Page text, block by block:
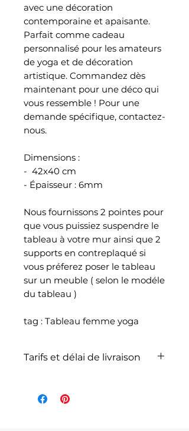
avec une décoration
contemporaine et apaisante.
Parfait comme cadeau
personnalisé pour les amateurs
de yoga et de décoration
artistique. Commandez dès
maintenant pour une déco qui
vous ressemble ! Pour une
demande spécifique, contactez-
nous.
Dimensions :
- 42x40 cm
- Épaisseur : 6mm
Nous fournissons 2 pointes pour
que vous puissiez suspendre le
tableau à votre mur ainsi que 2
supports en contreplaqué si
vous préferez poser le tableau
sur un meuble ( selon le modéle
du tableau )
tag : Tableau femme yoga
Tarifs et délai de livraison
comprise dans le prix de